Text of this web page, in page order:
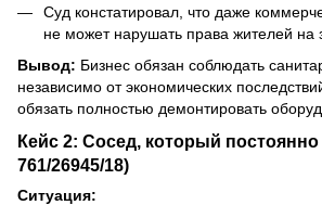
Суд констатировал, что даже
не может нарушать права жителей на
Вывод: Бизнес обязан соблюдать
независимо от экономических
обязать полностью демонтировать
Кейс 2: Сосед, который
761/26945/18)
Ситуация: